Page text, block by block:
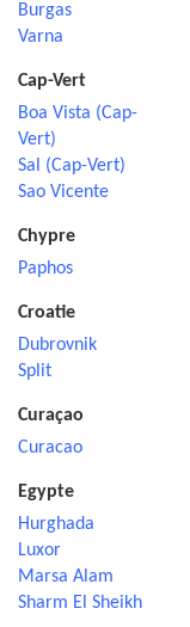
Burgas
Varna
Cap-Vert
Boa Vista (Cap-
Vert)
Sal (Cap-Vert)
Sao Vicente
Chypre
Paphos
Croatie
Dubrovnik
Split
Curaçao
Curacao
Egypte
Hurghada
Luxor
Marsa Alam
Sharm El Sheikh